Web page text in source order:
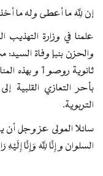
إن لِله ما أعطى وله ما
علمنا في وزارة التهذيب
والحزن بنبإ وفاة
ثانوية روصو
بأحر التعازي القلبية
التربوية.
سائلا المولى عز وجل أن
السلوان و إِنَّا لِله وَإِنَّا